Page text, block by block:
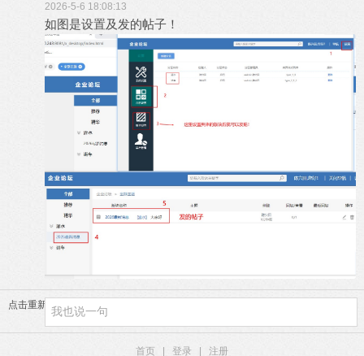
2026-5-6 18:08:13
如图是设置及发的帖子！
点击重新加载
首页 登录 注册